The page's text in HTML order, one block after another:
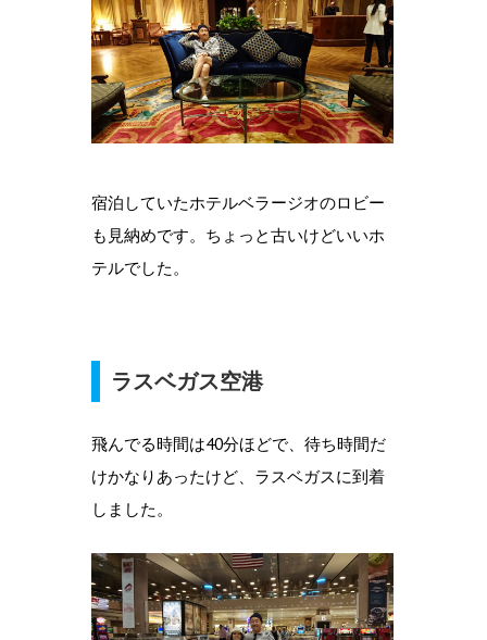
宿泊していたホテルベラージオのロビー
も見納めです。ちょっと古いけどいいホ
テルでした。
ラスベガス空港
飛んでる時間は40分ほどで、待ち時間だ
けかなりあったけど、ラスベガスに到着
しました。